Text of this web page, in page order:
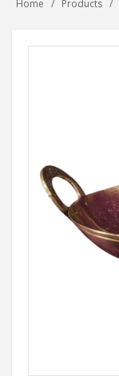
Home Products